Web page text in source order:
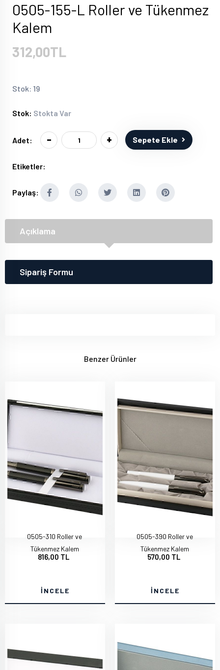
0505-155-L Roller ve Tükenmez
Kalem
312,00TL
Stok: 19
Stok: Stokta Var
Adet: - + Sepete Ekle
Etiketler:
Paylaş:
Açıklama
Sipariş Formu
Benzer Ürünler
0505-310 Roller ve
Tükenmez Kalem
816,00 TL
İNCELE
0505-390 Roller ve
Tükenmez Kalem
570,00 TL
İNCELE